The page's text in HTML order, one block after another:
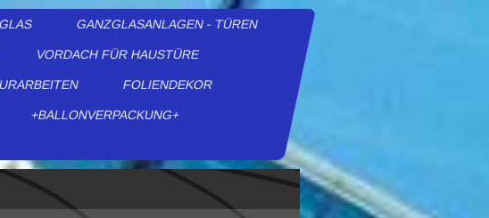
GANZGLASANLAGEN - TÜREN
VORDACH FÜR HAUSTÜRE
FOLIENDEKOR
+BALLONVERPACKUNG+